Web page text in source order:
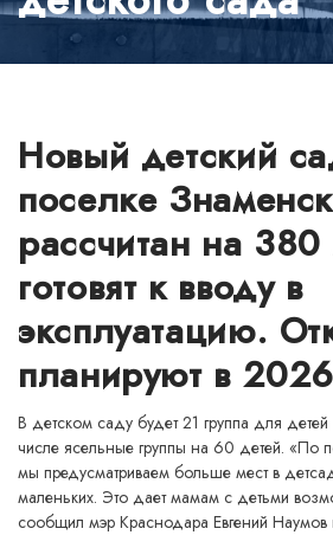
Новый детский
поселке
рассчитан на 380
готовят к вводу в
эксплуатацию.
планируют в
В детском саду будет 21 группа для
числе ясельные группы на 60 детей. «По
мы предусматриваем больше мест в
маленьких. Это дает мамам с детьми
сообщил мэр Краснодара Евгений Наумов